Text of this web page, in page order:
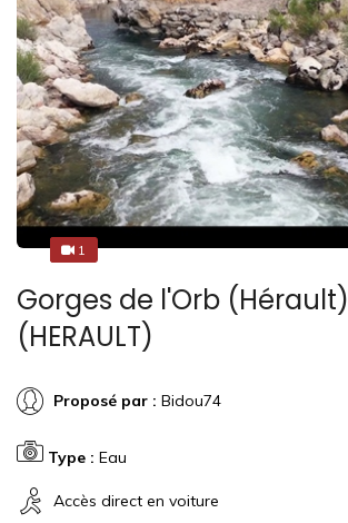
11
Gorges de l'Orb (Hérault)
(HERAULT)
Proposé par : Bidou74
Type : Eau
Accès direct en voiture